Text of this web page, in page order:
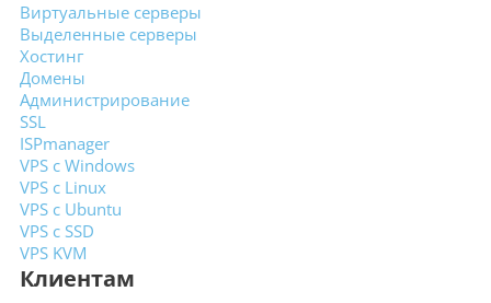
Виртуальные серверы
Выделенные серверы
Хостинг
Домены
Администрирование
SSL
ISPmanager
VPS с Windows
VPS с Linux
VPS с Ubuntu
VPS с SSD
VPS KVM
Клиентам